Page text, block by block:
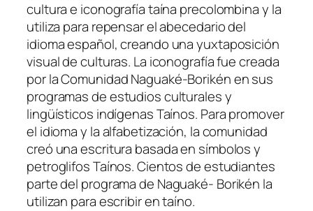
cultura e iconografía taína precolombina y la
utiliza para repensar el abecedario del
idioma español, creando una yuxtaposición
visual de culturas. La iconografía fue creada
por la Comunidad Naguaké-Borikén en sus
programas de estudios culturales y
lingüísticos indígenas Taínos. Para promover
el idioma y la alfabetización, la comunidad
creó una escritura basada en símbolos y
petroglifos Taínos. Cientos de estudiantes
parte del programa de Naguaké- Borikén la
utilizan para escribir en taíno.